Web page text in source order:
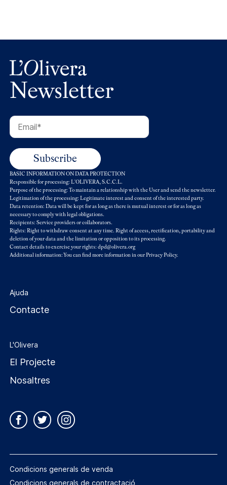
Newsletter
BASIC INFORMATION ON DATA PROTECTION
Responsible for processing: L'OLIVERA, S.C.C.L.
Purpose of the processing: To maintain a relationship with the User and send the newsletter.
Legitimation of the processing: Legitimate interest and consent of the interested party.
Data retention: Data will be kept for as long as there is mutual interest or for as long as
necessary to comply with legal obligations.
Recipients: Service providers or collaborators.
Rights: Right to withdraw consent at any time. Right of access, rectification, portability and
deletion of your data and the limitation or opposition to its processing.
Contact details to exercise your rights: dpd@olivera.org
Additional information: You can find more information in ourPrivacy Policy.
Ajuda
Contacte
L'Olivera
El Projecte
Nosaltres
Condicions generals de venda
Condicions generals de contractació